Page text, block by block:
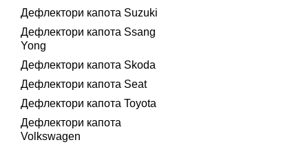
Дефлектори капота Suzuki
Дефлектори капота Ssang
Yong
Дефлектори капота Skoda
Дефлектори капота Seat
Дефлектори капота Toyota
Дефлектори капота
Volkswagen